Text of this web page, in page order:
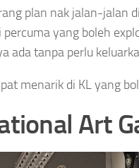
plan nak jalan-jalan
yang boleh
ada tanpa perlu
menarik di KL yang
Art